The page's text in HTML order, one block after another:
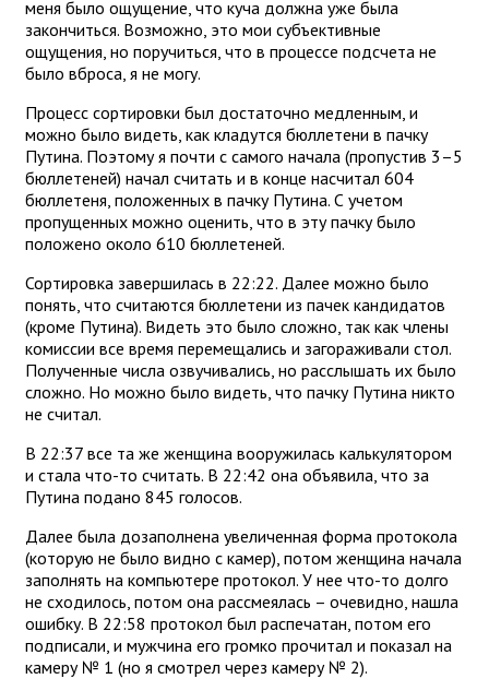
меня было ощущение, что куча должна уже была
закончиться. Возможно, это мои субъективные
ощущения, но поручиться, что в процессе подсчета не
было вброса, я не могу.
Процесс сортировки был достаточно медленным, и
можно было видеть, как кладутся бюллетени в пачку
Путина. Поэтому я почти с самого начала (пропустив 3–5
бюллетеней) начал считать и в конце насчитал 604
бюллетеня, положенных в пачку Путина. С учетом
пропущенных можно оценить, что в эту пачку было
положено около 610 бюллетеней.
Сортировка завершилась в 22:22. Далее можно было
понять, что считаются бюллетени из пачек кандидатов
(кроме Путина). Видеть это было сложно, так как члены
комиссии все время перемещались и загораживали стол.
Полученные числа озвучивались, но расслышать их было
сложно. Но можно было видеть, что пачку Путина никто
не считал.
В 22:37 все та же женщина вооружилась калькулятором
и стала что-то считать. В 22:42 она объявила, что за
Путина подано 845 голосов.
Далее была дозаполнена увеличенная форма протокола
(которую не было видно с камер), потом женщина начала
заполнять на компьютере протокол. У нее что-то долго
не сходилось, потом она рассмеялась – очевидно, нашла
ошибку. В 22:58 протокол был распечатан, потом его
подписали, и мужчина его громко прочитал и показал на
камеру № 1 (но я смотрел через камеру № 2).